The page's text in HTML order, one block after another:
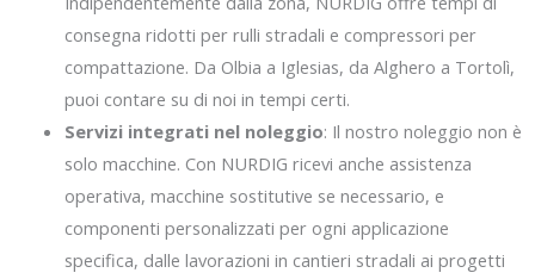
consegna ridotti per rulli stradali e compressori per
compattazione. Da Olbia a Iglesias, da Alghero a Tortolì,
puoi contare su di noi in tempi certi.
Servizi integrati nel noleggio: Il nostro noleggio non è
solo macchine. Con NURDIG ricevi anche assistenza
operativa, macchine sostitutive se necessario, e
componenti personalizzati per ogni applicazione
specifica, dalle lavorazioni in cantieri stradali ai progetti